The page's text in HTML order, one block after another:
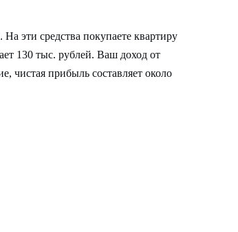
эти средства покупаете квартиру
130 тыс. рублей. Ваш доход от
чистая прибыль составляет около